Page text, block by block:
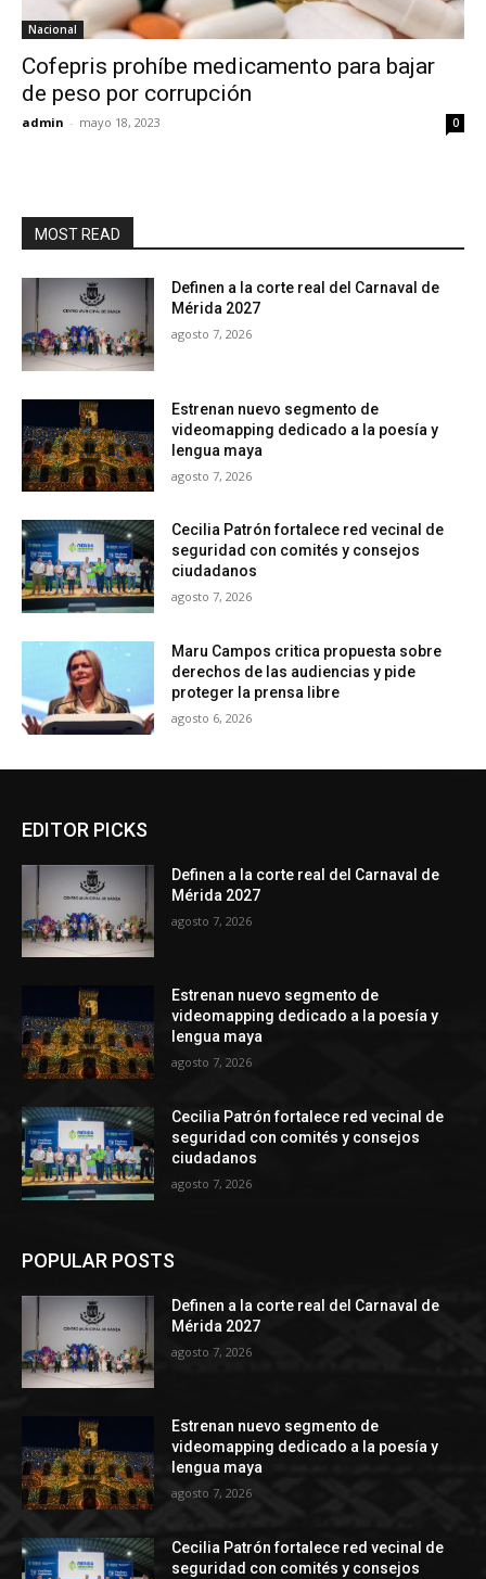
Nacional
Cofepris prohíbe medicamento para bajar
de peso por corrupción
admin - mayo 18, 2023 0
MOST READ
Definen a la corte real del Carnaval de
Mérida 2027
agosto 7, 2026
Estrenan nuevo segmento de
videomapping dedicado a la poesía y
lengua maya
agosto 7, 2026
Cecilia Patrón fortalece red vecinal de
seguridad con comités y consejos
ciudadanos
agosto 7, 2026
Maru Campos critica propuesta sobre
derechos de las audiencias y pide
proteger la prensa libre
agosto 6, 2026
EDITOR PICKS
Definen a la corte real del Carnaval de
Mérida 2027
agosto 7, 2026
Estrenan nuevo segmento de
videomapping dedicado a la poesía y
lengua maya
agosto 7, 2026
Cecilia Patrón fortalece red vecinal de
seguridad con comités y consejos
ciudadanos
agosto 7, 2026
POPULAR POSTS
Definen a la corte real del Carnaval de
Mérida 2027
agosto 7, 2026
Estrenan nuevo segmento de
videomapping dedicado a la poesía y
lengua maya
agosto 7, 2026
Cecilia Patrón fortalece red vecinal de
seguridad con comités y consejos